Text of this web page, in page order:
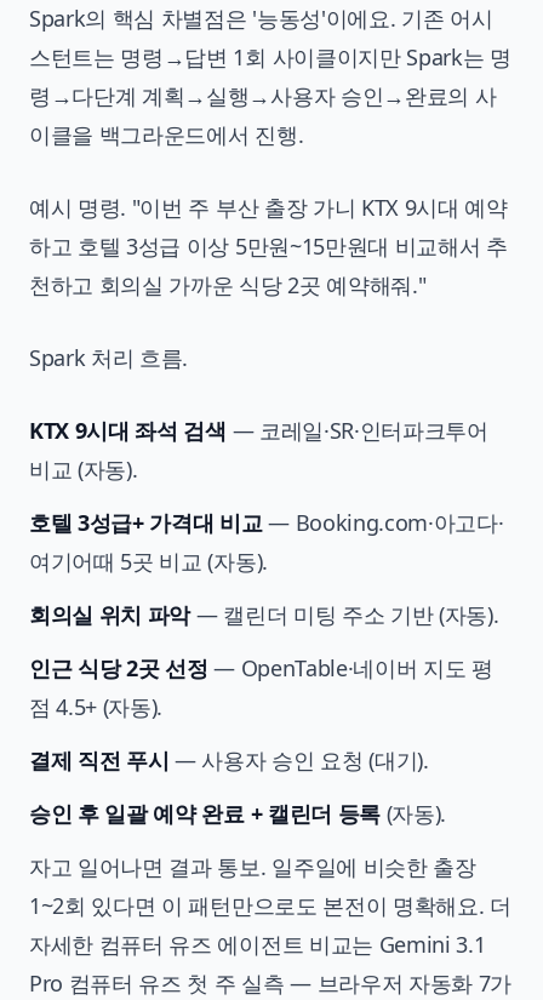
Spark의 핵심 차별점은 '능동성'이에요. 기존 어시
스턴트는 명령→답변 1회 사이클이지만 Spark는 명
령→다단계 계획→실행→사용자 승인→완료의 사
이클을 백그라운드에서 진행.
예시 명령. "이번 주 부산 출장 가니 KTX 9시대 예약
하고 호텔 3성급 이상 5만원~15만원대 비교해서 추
천하고 회의실 가까운 식당 2곳 예약해줘."
Spark 처리 흐름.
KTX 9시대 좌석 검색 — 코레일·SR·인터파크투어
비교 (자동).
호텔 3성급+ 가격대 비교— Booking.com·아고다·
여기어때 5곳 비교 (자동).
회의실 위치 파악— 캘린더 미팅 주소 기반 (자동).
인근 식당 2곳 선정 — OpenTable·네이버 지도 평
점 4.5+ (자동).
결제 직전 푸시 — 사용자 승인 요청 (대기).
승인 후 일괄 예약 완료 + 캘린더 등록(자동).
자고 일어나면 결과 통보. 일주일에 비슷한 출장
1~2회 있다면 이 패턴만으로도 본전이 명확해요. 더
자세한 컴퓨터 유즈 에이전트 비교는 Gemini 3.1
Pro 컴퓨터 유즈 첫 주 실측 — 브라우저 자동화 7가